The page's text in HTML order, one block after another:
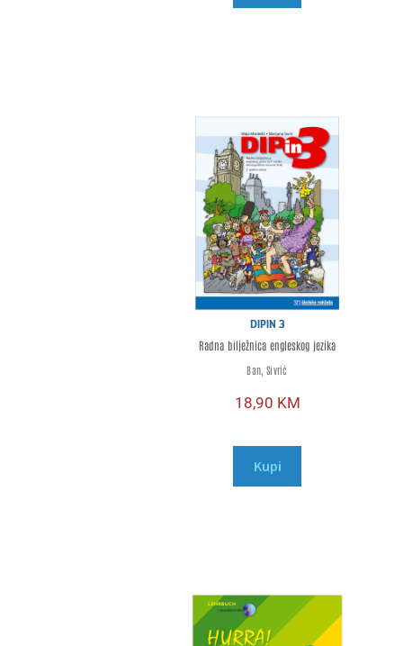
DIPIN 3
Radna bilježnica engleskog jezika
Ban, Sivrić
18,90 KM
Kupi